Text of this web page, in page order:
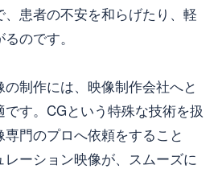
、患者の不安を和らげたり、軽
のです。
制作には、映像制作会社へと
す。CGという特殊な技術を扱
門のプロへ依頼をすること
ーション映像が、スムーズに